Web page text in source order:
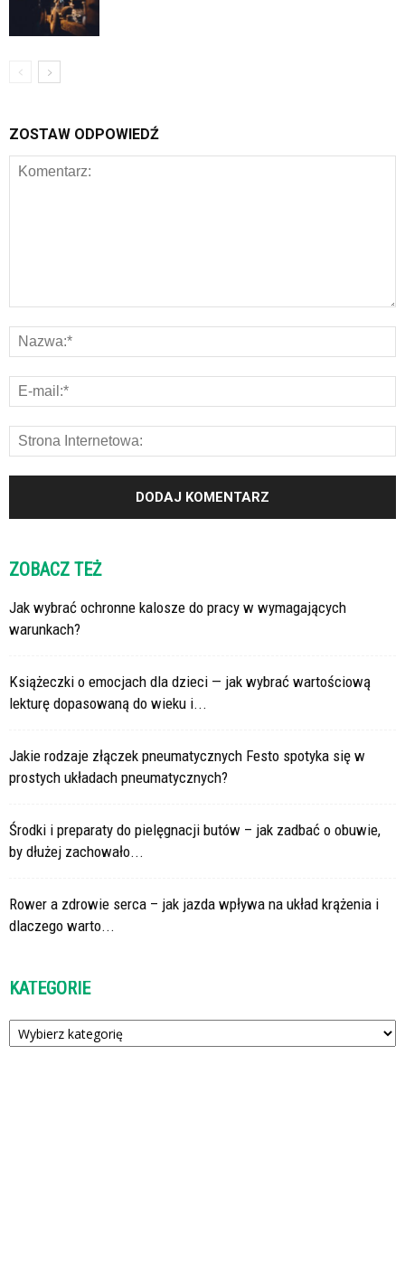
ZOSTAW ODPOWIEDŹ
ZOBACZ TEŻ
Jak wybrać ochronne kalosze do pracy w wymagających
warunkach?
Książeczki o emocjach dla dzieci — jak wybrać wartościową
lekturę dopasowaną do wieku i...
Jakie rodzaje złączek pneumatycznych Festo spotyka się w
prostych układach pneumatycznych?
Środki i preparaty do pielęgnacji butów – jak zadbać o obuwie,
by dłużej zachowało...
Rower a zdrowie serca – jak jazda wpływa na układ krążenia i
dlaczego warto...
KATEGORIE
Kategorie